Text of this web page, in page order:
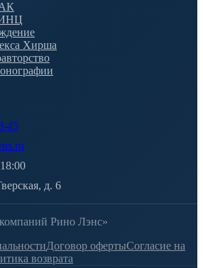
Хирша
45
д. 6
Рино Лэнс»
Договор офертыСогласие на
возврата